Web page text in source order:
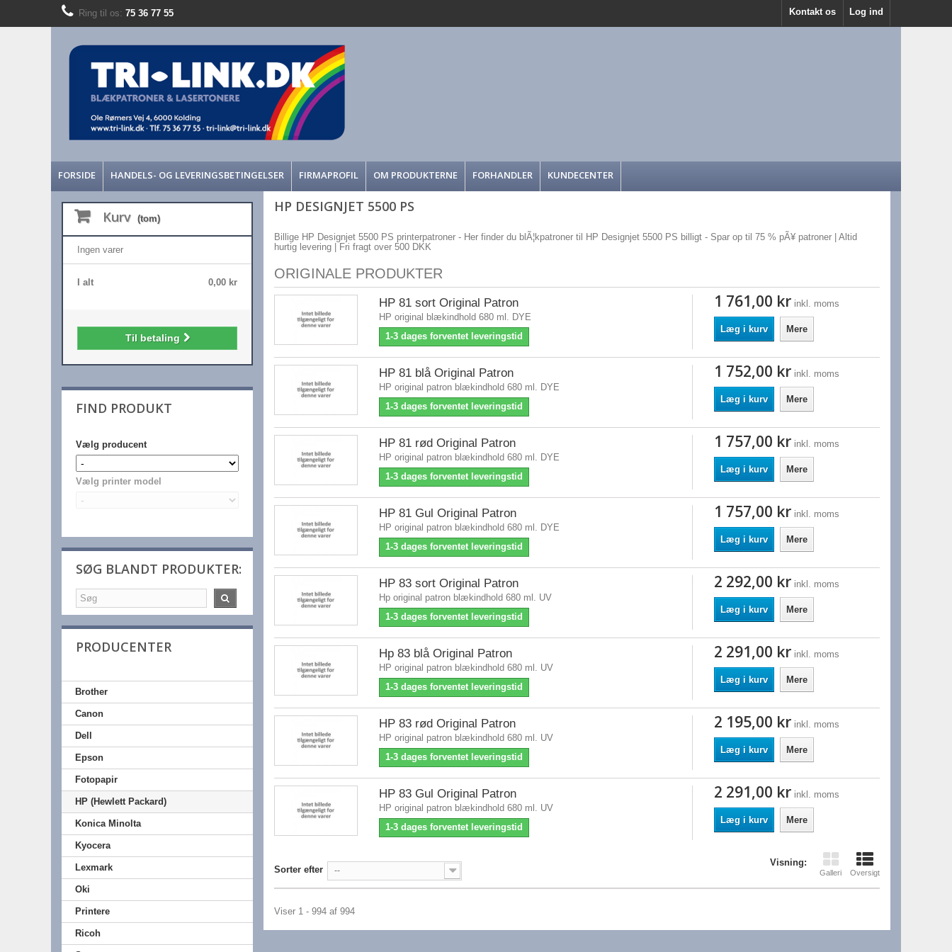
Log ind
Kontakt os
Ring til os: 75 36 77 55
FORSIDE HANDELS- OG LEVERINGSBETINGELSER FIRMAPROFIL OM PRODUKTERNE FORHANDLER KUNDECENTER
Kurv (tom)
Ingen varer
0,00 kr
I alt
Til betaling
FIND PRODUKT
Vælg producent
Vælg printer model
SØG BLANDT PRODUKTER:
PRODUCENTER
Brother
Canon
Dell
Epson
Fotopapir
HP (Hewlett Packard)
Konica Minolta
Kyocera
Lexmark
Oki
Printere
Ricoh
HP DESIGNJET 5500 PS
Billige HP Designjet 5500 PS printerpatroner - Her finder du blÃ¦kpatroner til HP Designjet 5500 PS billigt - Spar op til 75 % pÃ¥ patroner | Altid
hurtig levering | Fri fragt over 500 DKK
ORIGINALE PRODUKTER
HP 81 sort Original Patron
HP original blækindhold 680 ml. DYE
1-3 dages forventet leveringstid
1 761,00 kr inkl. moms
Læg i kurv Mere
HP 81 blå Original Patron
HP original patron blækindhold 680 ml. DYE
1-3 dages forventet leveringstid
1 752,00 kr inkl. moms
Læg i kurv Mere
HP 81 rød Original Patron
HP original patron blækindhold 680 ml. DYE
1-3 dages forventet leveringstid
1 757,00 kr inkl. moms
Læg i kurv Mere
HP 81 Gul Original Patron
HP original patron blækindhold 680 ml. DYE
1-3 dages forventet leveringstid
1 757,00 kr inkl. moms
Læg i kurv Mere
HP 83 sort Original Patron
Hp original patron blækindhold 680 ml. UV
1-3 dages forventet leveringstid
2 292,00 kr inkl. moms
Læg i kurv Mere
Hp 83 blå Original Patron
HP original patron blækindhold 680 ml. UV
1-3 dages forventet leveringstid
2 291,00 kr inkl. moms
Læg i kurv Mere
HP 83 rød Original Patron
HP original patron blækindhold 680 ml. UV
1-3 dages forventet leveringstid
2 195,00 kr inkl. moms
Læg i kurv Mere
HP 83 Gul Original Patron
HP original patron blækindhold 680 ml. UV
1-3 dages forventet leveringstid
2 291,00 kr inkl. moms
Læg i kurv Mere
Visning:
Galleri Oversigt
Sorter efter --
Viser 1 - 994 af 994